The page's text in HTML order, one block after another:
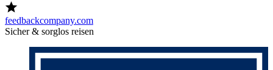
feedbackcompany.com
Sicher & sorglos reisen